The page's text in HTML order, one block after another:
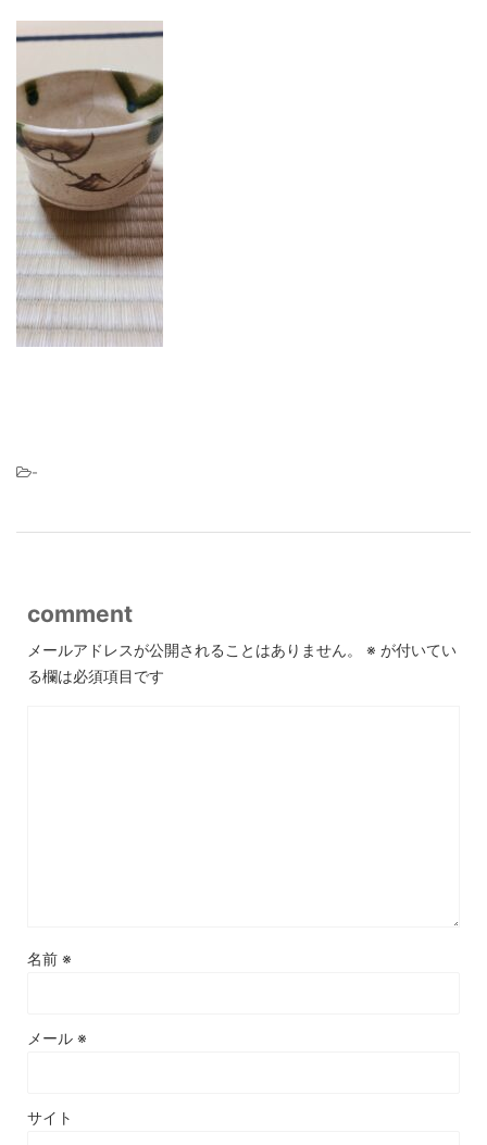
-
comment
メールアドレスが公開されることはありません。 ※ が付いてい
る欄は必須項目です
名前 ※
メール ※
サイト